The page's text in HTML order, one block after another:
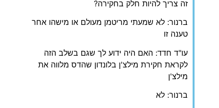
זה צריך להיות חלק בחקירה?
ברנור: לא שמעתי מריטמן מעולם או מישהו אחר
טענה זו
עו"ד חדד: האם היה ידוע לך שגם בשלב הזה
לקראת חקירת מילצ'ן בלונדון שהדס מלווה את
מילצ'ן
ברנור: לא